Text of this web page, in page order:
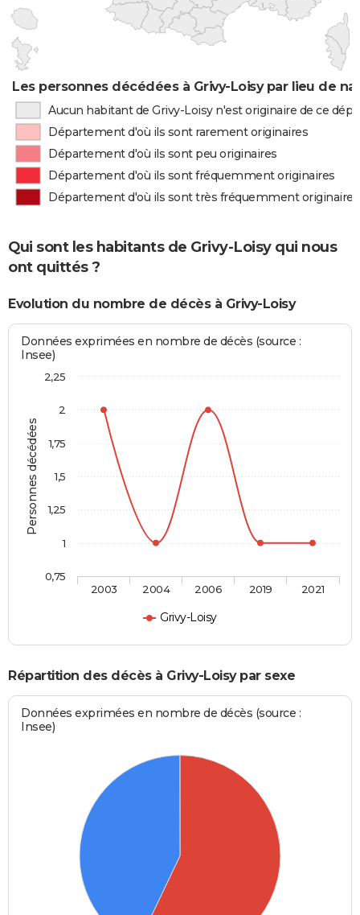
Les personnes décédées à Grivy-Loisy par lieu de
Aucun habitant de Grivy-Loisy n'est originaire de ce
Département d'où ils sont rarement originaires
Département d'où ils sont peu originaires
Département d'où ils sont fréquemment originaires
Département d'où ils sont très fréquemment originaires
Qui sont les habitants de Grivy-Loisy qui nous
ont quittés ?
Evolution du nombre de décès à Grivy-Loisy
Personnes décédées
Données exprimées en nombre de décès (source :
Insee)
Grivy-Loisy
2003 2004 2006 2019 2021
0,75
1
1,25
1,5
1,75
2
2,25
Répartition des décès à Grivy-Loisy par sexe
Données exprimées en nombre de décès (source :
Insee)